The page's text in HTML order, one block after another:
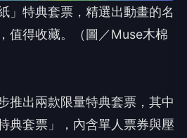
」特典套票，精選出動畫的名
值得收藏。（圖／Muse木棉
推出兩款限量特典套票，其中
典套票」，內含單人票券與壓